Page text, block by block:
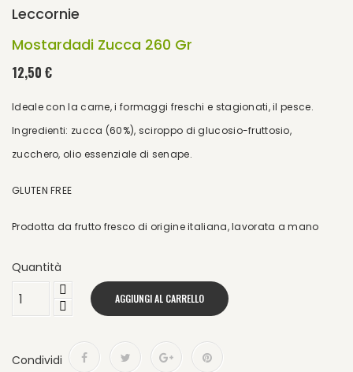
Leccornie
Mostardadi Zucca 260 Gr
12,50 €
Ideale con la carne, i formaggi freschi e stagionati, il pesce.
Ingredienti: zucca (60%), sciroppo di glucosio-fruttosio,
zucchero, olio essenziale di senape.
GLUTEN FREE
Prodotta da frutto fresco di origine italiana, lavorata a mano
Quantità
AGGIUNGI AL CARRELLO
Condividi